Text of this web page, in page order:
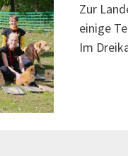
Zur
einige
Im